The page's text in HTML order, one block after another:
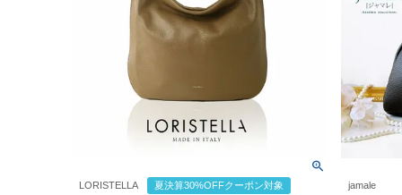
LORISTELLA 夏決算30%OFFクーポン対象 jamale